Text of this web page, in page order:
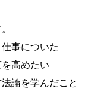
事についた
高めたい
論を学んだこと